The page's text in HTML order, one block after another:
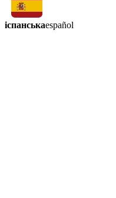
іспанськаespañol